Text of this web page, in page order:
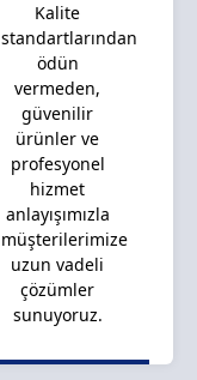
Kalite
standartlarından
ödün
vermeden,
güvenilir
ürünler ve
profesyonel
hizmet
anlayışımızla
müşterilerimize
uzun vadeli
çözümler
sunuyoruz.